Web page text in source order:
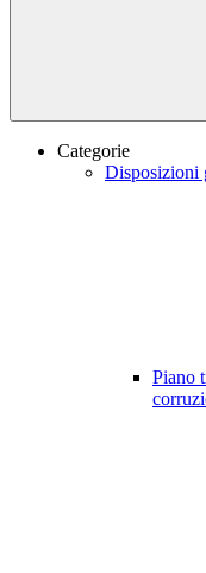
Categorie
Disposizioni
Piano